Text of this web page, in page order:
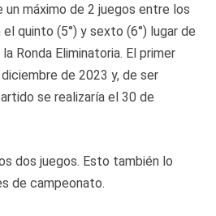
un máximo de 2 juegos entre los
quinto (5°) y sexto (6°) lugar de
Ronda Eliminatoria. El primer
de 2023 y, de ser
se realizaría el 30 de
dos juegos. Esto también lo
de campeonato.